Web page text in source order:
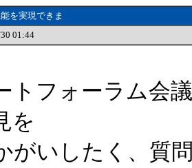
を実現できま
01:44
トフォーラム会
を
がいしたく、質